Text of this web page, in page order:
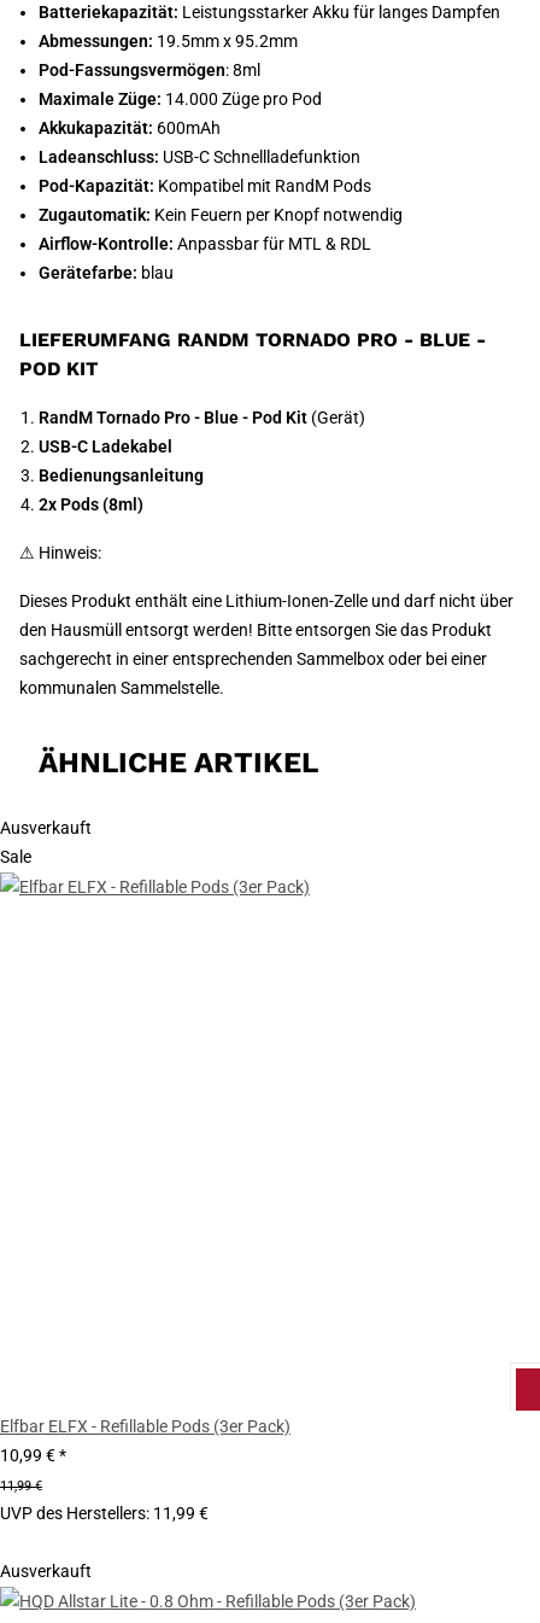
Batteriekapazität: Leistungsstarker Akku für langes Dampfen
Abmessungen: 19.5mm x 95.2mm
Pod-Fassungsvermögen: 8ml
Maximale Züge: 14.000 Züge pro Pod
Akkukapazität: 600mAh
Ladeanschluss: USB-C Schnellladefunktion
Pod-Kapazität: Kompatibel mit RandM Pods
Zugautomatik: Kein Feuern per Knopf notwendig
Airflow-Kontrolle: Anpassbar für MTL & RDL
Gerätefarbe: blau
LIEFERUMFANG RANDM TORNADO PRO - BLUE -
POD KIT
RandM Tornado Pro - Blue - Pod Kit (Gerät)
USB-C Ladekabel
Bedienungsanleitung
2x Pods (8ml)
⚠ Hinweis:
Dieses Produkt enthält eine Lithium-Ionen-Zelle und darf nicht über
den Hausmüll entsorgt werden! Bitte entsorgen Sie das Produkt
sachgerecht in einer entsprechenden Sammelbox oder bei einer
kommunalen Sammelstelle.
ÄHNLICHE ARTIKEL
Ausverkauft
Sale
Elfbar ELFX - Refillable Pods (3er Pack)
10,99 €*
11,99 €
UVP des Herstellers: 11,99 €
Ausverkauft